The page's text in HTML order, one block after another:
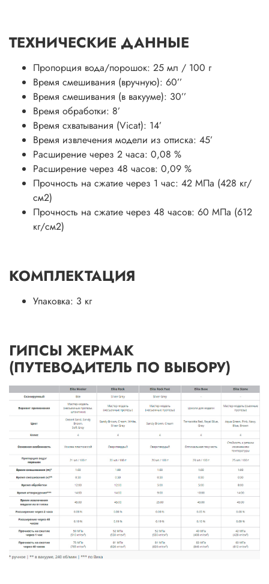
ТЕХНИЧЕСКИЕ ДАННЫЕ
Пропорция вода/порошок: 25 мл / 100 г
Время смешивания (вручную): 60’’
Время смешивания (в вакууме): 30’’
Время обработки: 8’
Время схватывания (Vicat): 14’
Время извлечения модели из оттиска: 45’
Расширение через 2 часа: 0,08 %
Расширение через 48 часов: 0,09 %
Прочность на сжатие через 1 час: 42 МПа (428 кг/
см2)
Прочность на сжатие через 48 часов: 60 МПа (612
кг/см2)
КОМПЛЕКТАЦИЯ
Упаковка: 3 кг
ГИПСЫ ЖЕРМАК
(ПУТЕВОДИТЕЛЬ ПО ВЫБОРУ)